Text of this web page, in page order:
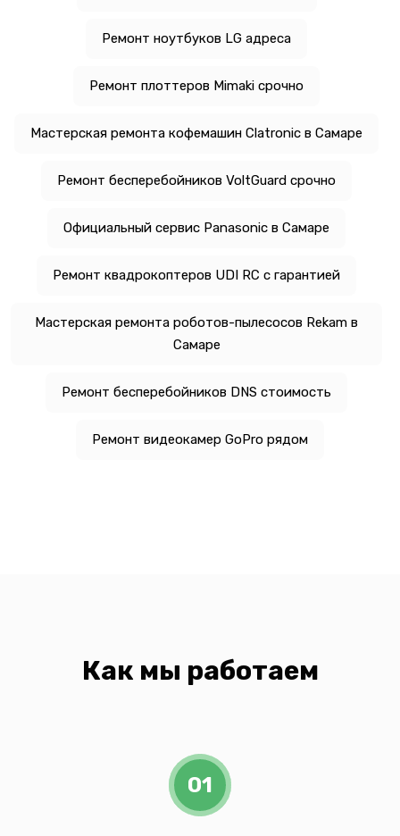
Ремонт ноутбуков LG адреса
Ремонт плоттеров Mimaki срочно
Мастерская ремонта кофемашин Clatronic в Самаре
Ремонт бесперебойников VoltGuard срочно
Официальный сервис Panasonic в Самаре
Ремонт квадрокоптеров UDI RC с гарантией
Мастерская ремонта роботов-пылесосов Rekam в
Самаре
Ремонт бесперебойников DNS стоимость
Ремонт видеокамер GoPro рядом
Как мы работаем
01